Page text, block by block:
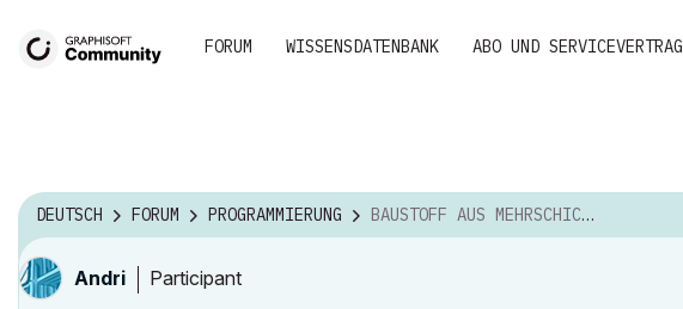
FORUM WISSENSDATENBANK ABO UND SERVICEVERTRAG
DEUTSCH FORUM PROGRAMMIERUNG BAUSTOFF AUS MEHRSCHICHTIGEM BAUTEIL HERAUSLESEN
Andri Participant